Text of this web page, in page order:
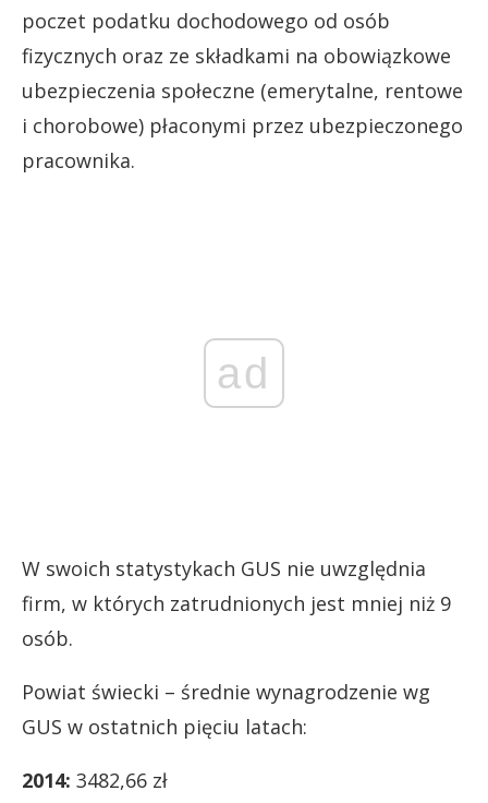
poczet podatku dochodowego od osób
fizycznych oraz ze składkami na obowiązkowe
ubezpieczenia społeczne (emerytalne, rentowe
i chorobowe) płaconymi przez ubezpieczonego
pracownika.
ad
W swoich statystykach GUS nie uwzględnia
firm, w których zatrudnionych jest mniej niż 9
osób.
Powiat świecki – średnie wynagrodzenie wg
GUS w ostatnich pięciu latach:
2014: 3482,66 zł